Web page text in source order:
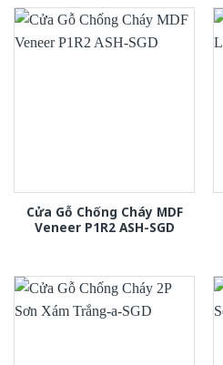
Cửa Gỗ Chống Cháy MDF
Veneer P1R2 ASH-SGD